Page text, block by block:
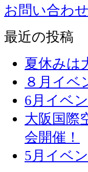
お問い合わ
最近の投稿
夏休みは
８月イベ
6月イベ
大阪国際
会開催！
5月イベ